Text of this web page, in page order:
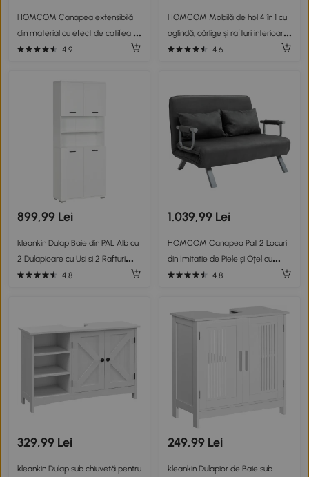
HOMCOM Canapea extensibilă
din material cu efect de catifea cu
spătar reglabil și 2 perne,
4.9
HOMCOM Mobilă de hol 4 în 1 cu
oglindă, cârlige și rafturi interioare,
din lemn, 145x29x184 cm, gri și alb
4.6
899,99 Lei
kleankin Dulap Baie din PAL Alb cu
2 Dulapioare cu Usi si 2 Rafturi
Deschise, Design Anti rasturnare,
4.8
1.039,99 Lei
HOMCOM Canapea Pat 2 Locuri
din Imitatie de Piele și Oțel cu
Spătar Reglabil în 5 Poziții,
4.8
329,99 Lei
kleankin Dulap sub chiuvetă pentru
249,99 Lei
kleankin Dulapior de Baie sub